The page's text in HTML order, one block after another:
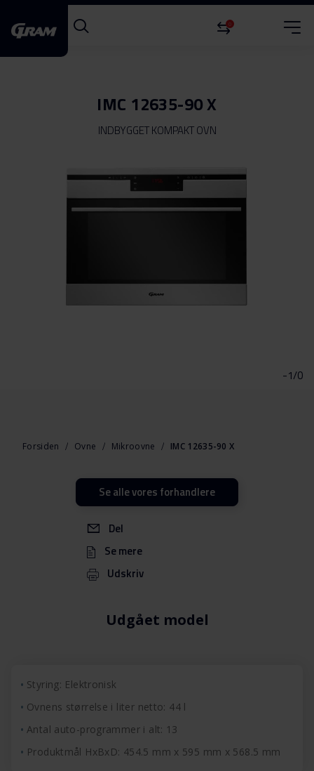
0
IMC 12635-90 X
INDBYGGET KOMPAKT OVN
billedgalleriet
-1/0
Forsiden Ovne Mikroovne IMC 12635-90 X
Udgået model
Del
Se mere
Udskriv
Se alle vores forhandlere
Styring: Elektronisk
Ovnens størrelse i liter netto: 44 l
Antal auto-programmer i alt: 13
Produktmål HxBxD: 454.5 mm x 595 mm x 568.5 mm